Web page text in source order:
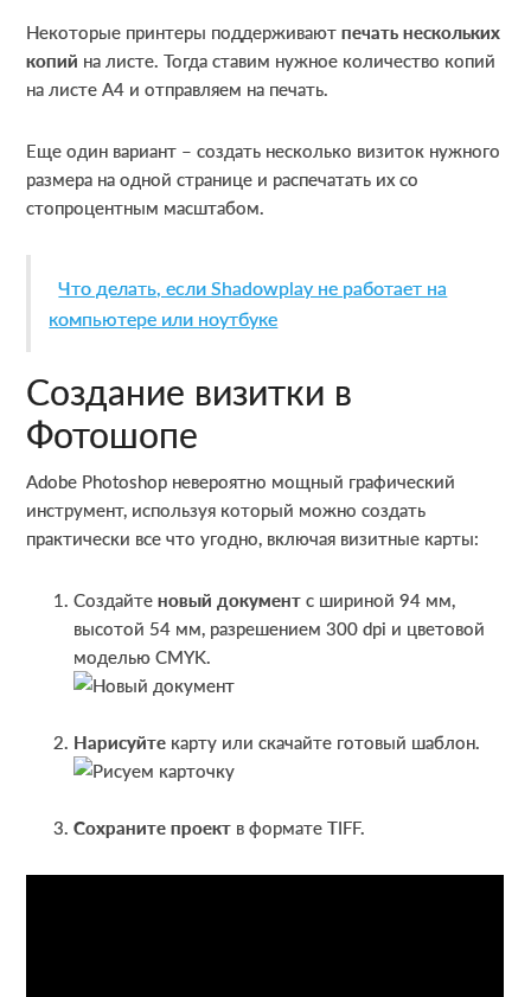
Некоторые принтеры поддерживаютпечать нескольких
копий на листе. Тогда ставим нужное количество копий
на листе А4 и отправляем на печать.
Еще один вариант – создать несколько визиток нужного
размера на одной странице и распечатать их со
стопроцентным масштабом.
Что делать, если Shadowplay не работает на
компьютере или ноутбуке
Создание визитки в
Фотошопе
Adobe Photoshop невероятно мощный графический
инструмент, используя который можно создать
практически все что угодно, включая визитные карты:
Создайтеновый документс шириной 94 мм,
высотой 54 мм, разрешением 300 dpi и цветовой
моделью CMYK.
Нарисуйте карту или скачайте готовый шаблон.
Сохраните проект в формате TIFF.